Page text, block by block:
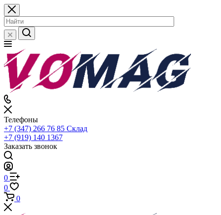
Телефоны
+7 (347) 266 76 85 Склад
+7 (919) 140 1367
Заказать звонок
0
0
0